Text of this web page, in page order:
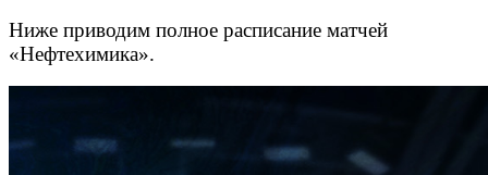
Ниже приводим полное расписание матчей
«Нефтехимика».